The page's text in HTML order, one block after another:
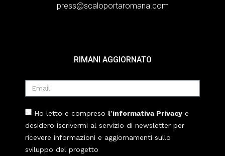
press@scaloportaromana.com
RIMANI AGGIORNATO
Ho letto e compreso l’informativa Privacy e
desidero iscrivermi al servizio di newsletter per
ricevere informazioni e aggiornamenti sullo
sviluppo del progetto